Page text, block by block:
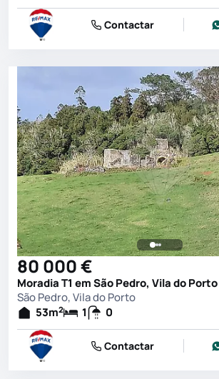
Contactar
80 000 €
Moradia T1 em São Pedro, Vila do Porto
São Pedro, Vila do Porto
53m2 1 0
Contactar